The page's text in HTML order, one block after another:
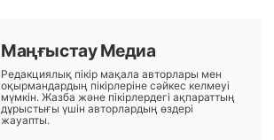
Маңғыстау Медиа
Редакциялық пікір мақала авторлары мен
оқырмандардың пікірлеріне сәйкес келмеуі
мүмкін. Жазба және пікірлердегі ақпараттың
дұрыстығы үшін авторлардың өздері
жауапты.